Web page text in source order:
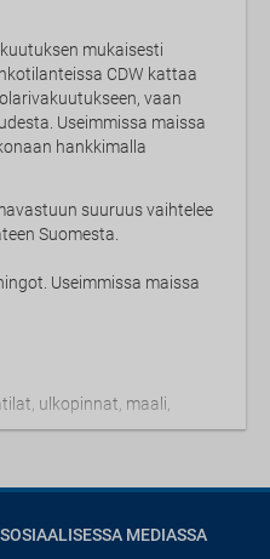
mukaisesti
CDW kattaa
vaan
Useimmissa maissa
hankkimalla
suuruus vaihtelee
Suomesta.
Useimmissa maissa
ulkopinnat, maali,
MEDIASSA